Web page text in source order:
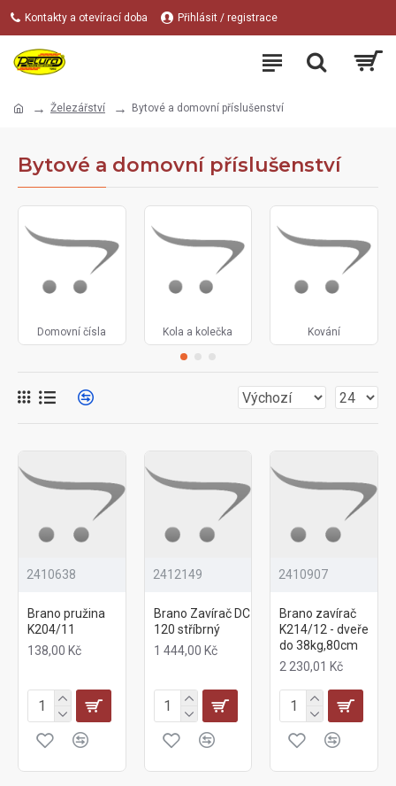
Kontakty a otevírací doba Přihlásit / registrace
Železářství Bytové a domovní příslušenství
Bytové a domovní příslušenství
Domovní čísla Kola a kolečka Kování
2410638
Brano pružina
K204/11
138,00 Kč
2412149
Brano Zavírač DC
120 stříbrný
1 444,00 Kč
2410907
Brano zavírač
K214/12 - dveře
do 38kg,80cm
2 230,01 Kč